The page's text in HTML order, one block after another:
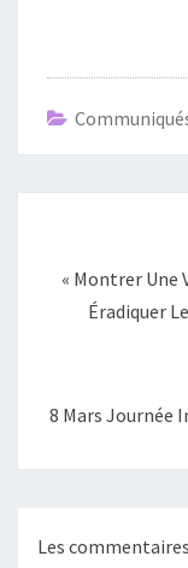
« Montrer
Éradiquer
8 Mars Journée
Les